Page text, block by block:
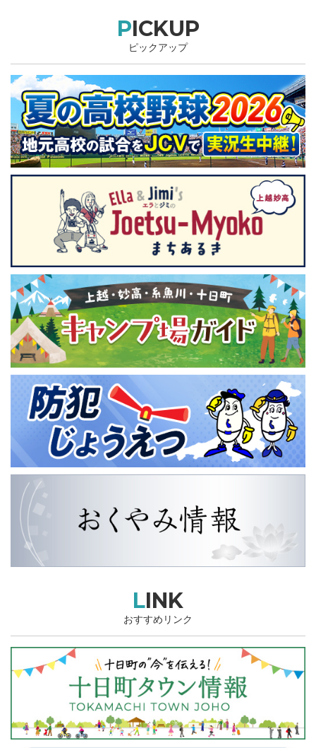
PICKUP
ピックアップ
LINK
おすすめリンク